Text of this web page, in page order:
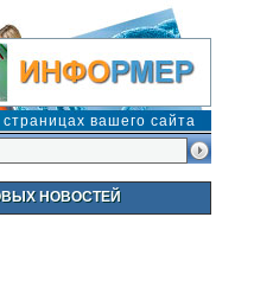
вашего сайта
НОВОСТЕЙ